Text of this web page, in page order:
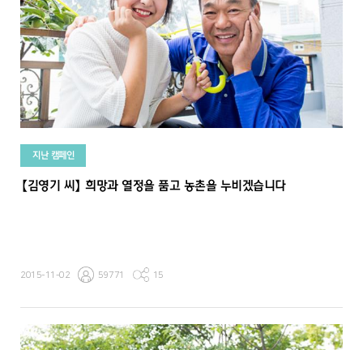
지난 캠페인
【김영기 씨】 희망과 열정을 품고 농촌을 누비겠습니다
2015-11-02 59771 15